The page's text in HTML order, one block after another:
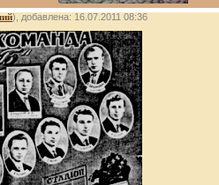
), добавлена: 16.07.2011 08:36